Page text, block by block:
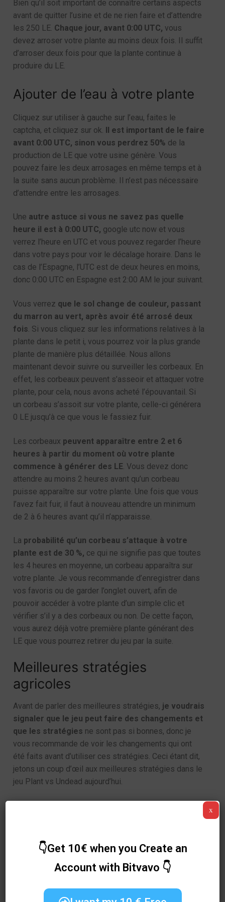
Bien qu’il soit important de connaître certains aspects
avant de quitter l’usine et de ne rien faire et d’attendre
les 250 LE. Chaque jour, avant 0:00 UTC, vous
devez arroser votre plante au moins deux fois. Il suffit
d’arroser deux fois pour que la plante continue à
produire du LE.
Ajouter de l’eau à votre plante
Cliquez sur utiliser à gauche sur l’eau, faites le
captcha, et cliquez sur ok. Il est important de le faire
avant 0:00 UTC, sinon vous perdrez 50% de la
production de LE que votre usine génère. Vous
pouvez faire les deux arrosages en même temps et à
la suite sans aucun problème. Il n’est pas nécessaire
d’attendre entre les arrosages.
Une autre astuce si vous ne savez pas quelle
heure il est à 0:00 UTC, google utc now et vous
verrez l’heure en UTC et vous pouvez regarder l’heure
dans votre pays pour voir le décalage horaire. Dans le
cas de l’Espagne, l’UTC est de deux heures en moins,
donc 0:00 UTC en Espagne est 2:00 AM le jour suivant.
Vous verrez que le sol change de couleur, passant
du marron au vert, après avoir été arrosé deux
fois. Si vous cliquez sur les informations relatives à la
plante dans le petit i, vous pourrez voir la plus grande
plante de manière plus détaillée. Nous allons
maintenant devoir suivre ou surveiller les corbeaux. En
effet, les corbeaux peuvent s’asseoir et attaquer votre
plante, pour cela, nous avons acheté l’épouvantail. Si
un corbeau s’assoit sur votre plante, celle-ci générera
0 LE jusqu’à ce que vous le fassiez fuir.
Les corbeaux peuvent apparaître entre 2 et 6
heures à partir du moment où votre plante
commence à générer des LE . Vous devez donc
attendre au moins 2 heures avant qu’un corbeau
puisse apparaître sur votre plante. Une fois que vous
l’avez fait fuir, il faut à nouveau attendre un minimum
de 2 à 6 heures avant qu’il n’apparaisse.
La probabilité qu’un corbeau s’attaque à votre
plante est de 30 %, ce qui ne signifie pas que toutes
les 4 heures en moyenne, un corbeau apparaîtra sur
votre plante. Je vous recommande d’enregistrer dans
vos favoris ou de garder l’onglet ouvert, afin de
pouvoir accéder à votre plante d’un simple clic et
vérifier s’il y a des corbeaux ou non. De cette façon,
vous aurez déjà votre première plante générant des
LE que vous pourrez retirer du jeu par la suite.
Meilleures stratégies
agricoles
Avant de parler des meilleures stratégies, je voudrais
signaler que le jeu peut faire des changements et
que les stratégies ne sont pas si bonnes, donc je
vous recommande de voir les changements qui ont
été faits avant d’utiliser ces stratégies. Ceci étant dit,
jetons un coup d’œil aux meilleures stratégies dans le
jeu Plant vs Undead aujourd’hui.
commencé le jeu et possédez les packs principaux.
Le bénéfice que nous obtiendrons de cette stratégie
est de 1 graine, ce qui équivaut actuellement
en plus des 500$ environ qu’il génère
👇Get 10€ when you Create an
Account with Bitvavo 👇
x